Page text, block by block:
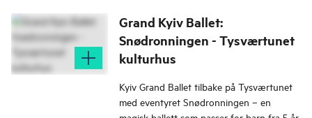
Grand Kyiv Ballet:
Snødronningen - Tysværtunet
kulturhus
Kyiv Grand Ballet tilbake på Tysværtunet
med eventyret Snødronningen – en